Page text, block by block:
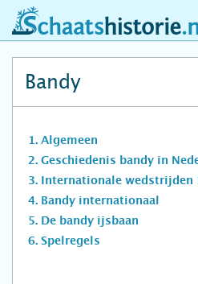
schaatshistorie.nl
Bandy
Algemeen
Geschiedenis bandy in
Internationale wedstrijden
Bandy internationaal
De bandy ijsbaan
Spelregels